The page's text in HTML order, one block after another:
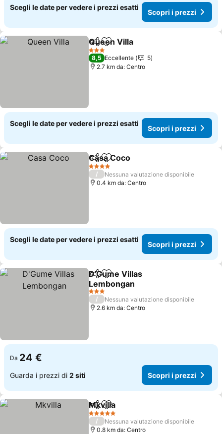
Scegli le date per vedere i prezzi esatti
Scopri i prezzi
CondividiAggiungi ai preferiti
Queen Villa
3 Stelle
8,5 Eccellente
5
2.7 km da: Centro
Scegli le date per vedere i prezzi esatti
Scopri i prezzi
CondividiAggiungi ai preferiti
Casa Coco
4 Stelle
/
Nessuna valutazione disponibile
0.4 km da: Centro
Scegli le date per vedere i prezzi esatti
Scopri i prezzi
CondividiAggiungi ai preferiti
D'Gume Villas
Lembongan
3 Stelle
/
Nessuna valutazione disponibile
2.6 km da: Centro
Da 24 €
Guarda i prezzi di 2 siti Scopri i prezzi
CondividiAggiungi ai preferiti
Mkvilla
5 Stelle
/
Nessuna valutazione disponibile
0.8 km da: Centro